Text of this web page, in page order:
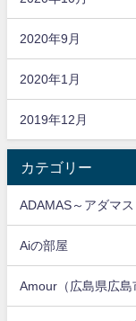
2020年9月
2020年1月
2019年12月
カテゴリー
ADAMAS～アダマス
Aiの部屋
Amour（広島県広島